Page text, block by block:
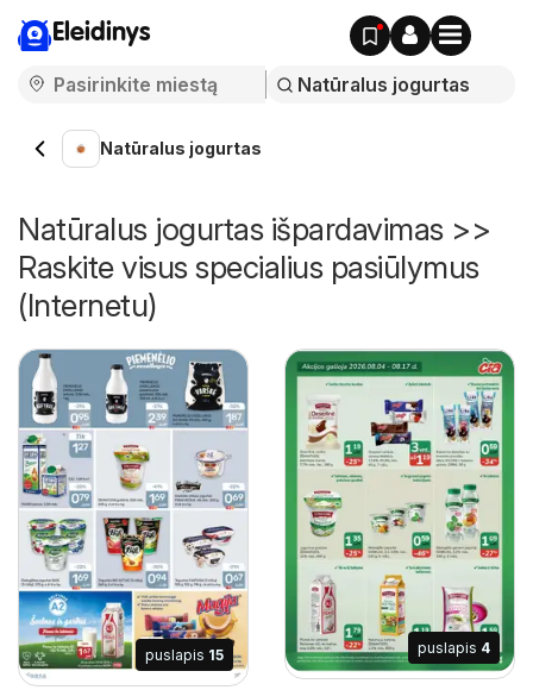
Eleidinys
Natūralus jogurtas
Natūralus jogurtas išpardavimas >>
Raskite visus specialius pasiūlymus
(Internetu)
puslapis 15 puslapis 4